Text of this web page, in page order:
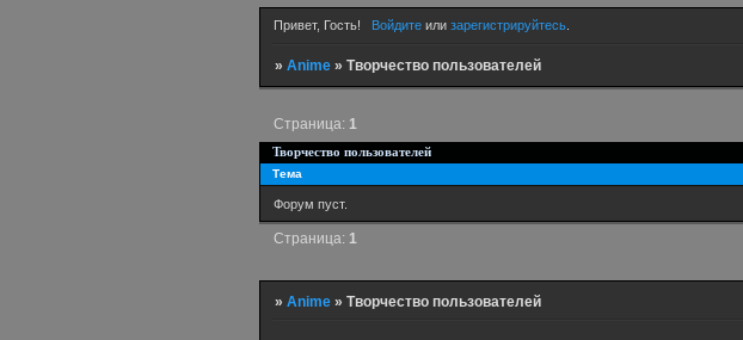
Привет, Гость! Войдитеили зарегистрируйтесь.
»Anime »Творчество пользователей
Творчество пользователей
Страница: 1
Тема
Форум пуст.
Страница: 1
»Anime »Творчество пользователей